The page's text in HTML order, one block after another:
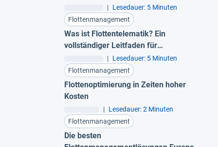
| Lesedauer: 5 Minuten
Flottenmanagement
Was ist Flottentelematik? Ein
vollständiger Leitfaden für
Fuhrparkleiter
| Lesedauer: 5 Minuten
Flottenmanagement
Flottenoptimierung in Zeiten hoher
Kosten
| Lesedauer: 2 Minuten
Flottenmanagement
Die besten